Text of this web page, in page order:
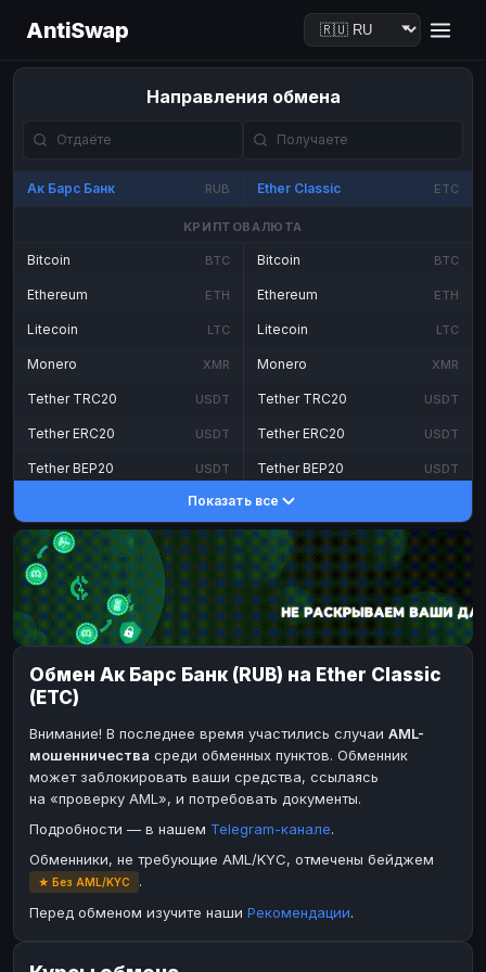
AntiSwap
Направления обмена
Ак Барс Банк RUB Ether Classic ETC
КРИПТОВАЛЮТА
Bitcoin BTC
Ethereum ETH
Litecoin LTC
Monero XMR
Tether TRC20 USDT
Tether ERC20 USDT
Tether BEP20 USDT
DASH
Toncoin TON
Dogecoin DOGE
TRX TRON
Bitcoin Cash BCH
BinanceCoin BEP20
Ether Classic
SOL
Ripple XRP
Bitcoin BTC
Ethereum ETH
Litecoin LTC
Monero XMR
Tether TRC20 USDT
Tether ERC20 USDT
Tether BEP20 USDT
DASH
Toncoin TON
Dogecoin DOGE
TRX TRON
Bitcoin Cash BCH
BinanceCoin BEP20
Paxum USD
Perfect Money
Payoneer USD
Paxum
Payoneer
Показать все
Обмен Ак Барс Банк (RUB) на Ether Classic
(ETC)
Внимание! В последнее время участились случаи AML-
мошенничества среди обменных пунктов. Обменник
может заблокировать ваши средства, ссылаясь
на «проверку AML», и потребовать документы.
Подробности — в нашем Telegram-канале.
Обменники, не требующие AML/KYC, отмечены бейджем
★ Без AML/KYC
.
Перед обменом изучите наши Рекомендации.